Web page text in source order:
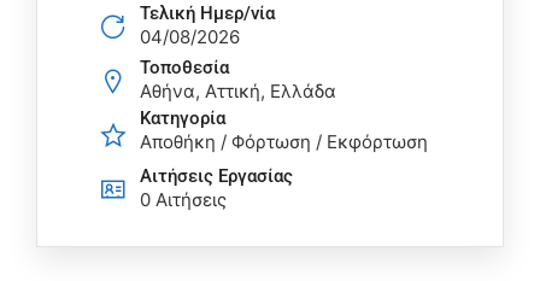
Τελική Ημερ/νία
04/08/2026
Τοποθεσία
Αθήνα, Αττική, Ελλάδα
Κατηγορία
Αποθήκη / Φόρτωση / Εκφόρτωση
Αιτήσεις Eργασίας
0 Αιτήσεις